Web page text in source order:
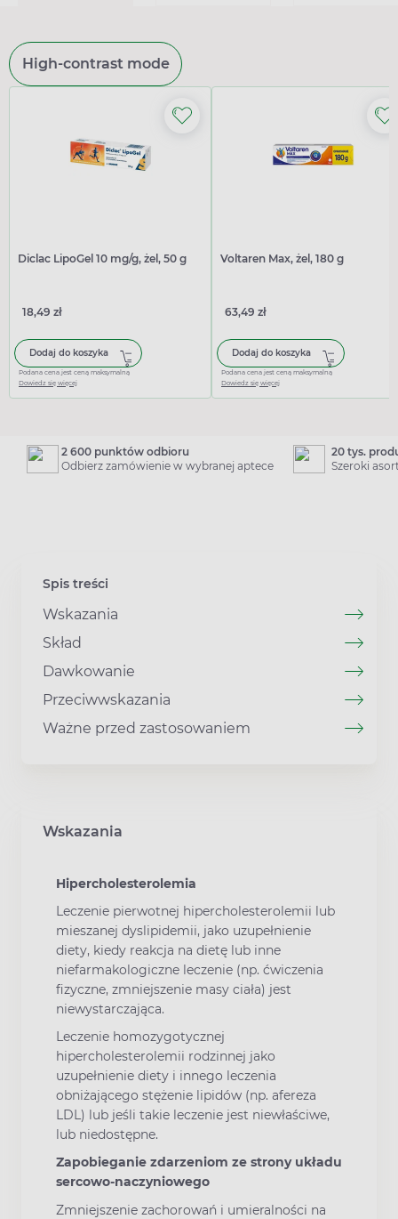
High-contrast mode
Diclac LipoGel 10 mg/g, żel, 50 g
18,49 zł
Dodaj do koszyka
Podana cena jest ceną maksymalną
Dowiedz się więcej
Voltaren Max, żel, 180 g
63,49 zł
Dodaj do koszyka
Podana cena jest ceną maksymalną
Dowiedz się więcej
2 600 punktów odbioru
Odbierz zamówienie w wybranej aptece
20 tys.
Szeroki
Spis treści
Wskazania
Skład
Dawkowanie
Przeciwwskazania
Ważne przed zastosowaniem
Wskazania
Hipercholesterolemia
Leczenie pierwotnej hipercholesterolemii lub
mieszanej dyslipidemii, jako uzupełnienie
diety, kiedy reakcja na dietę lub inne
niefarmakologiczne leczenie (np. ćwiczenia
fizyczne, zmniejszenie masy ciała) jest
niewystarczająca.
Leczenie homozygotycznej
hipercholesterolemii rodzinnej jako
uzupełnienie diety i innego leczenia
obniżającego stężenie lipidów (np. afereza
LDL) lub jeśli takie leczenie jest niewłaściwe,
lub niedostępne.
Zapobieganie zdarzeniom ze strony układu
sercowo-naczyniowego
Zmniejszenie zachorowań i umieralności na